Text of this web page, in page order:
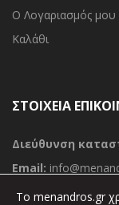
Ο Λογαριασμός μου
Καλάθι
ΣΤΟΙΧΕΙΑ
Διεύθυνση
Email:
Τηλ:(030) 210 36
To menandros.gr